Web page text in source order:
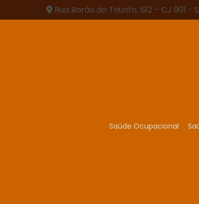
Rua Barão do Triunfo, 612 – CJ 901 -
Saúde Ocupacional